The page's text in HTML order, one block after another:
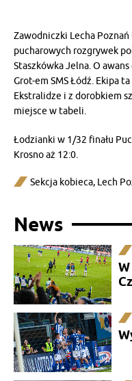
Zawodniczki Lecha
pucharowych rozgrywek
Staszkówka Jelna. O
Grot-em SMS Łódź. Ekipa
Ekstralidze i z dorobkiem
miejsce w tabeli.
Łodzianki w 1/32 finału
Krosno aż 12:0.
Sekcja kobieca, Lech
News